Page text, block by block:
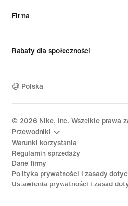
Firma
Rabaty dla społeczności
Polska
© 2026 Nike, Inc. Wszelkie prawa
Przewodniki
Warunki korzystania
Regulamin sprzedaży
Dane firmy
Polityka prywatności i zasady
Ustawienia prywatności i zasad